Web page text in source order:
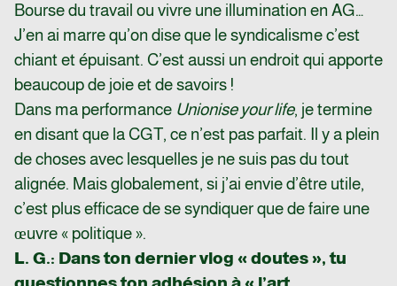
Bourse du travail ou vivre une illumination en AG…
J’en ai marre qu’on dise que le syndicalisme c’est
chiant et épuisant. C’est aussi un endroit qui apporte
beaucoup de joie et de savoirs !
Dans ma performance Unionise your life, je termine
en disant que la CGT, ce n’est pas parfait. Il y a plein
de choses avec lesquelles je ne suis pas du tout
alignée. Mais globalement, si j’ai envie d’être utile,
c’est plus efficace de se syndiquer que de faire une
œuvre « politique ».
L. G.: Dans ton dernier vlog « doutes », tu